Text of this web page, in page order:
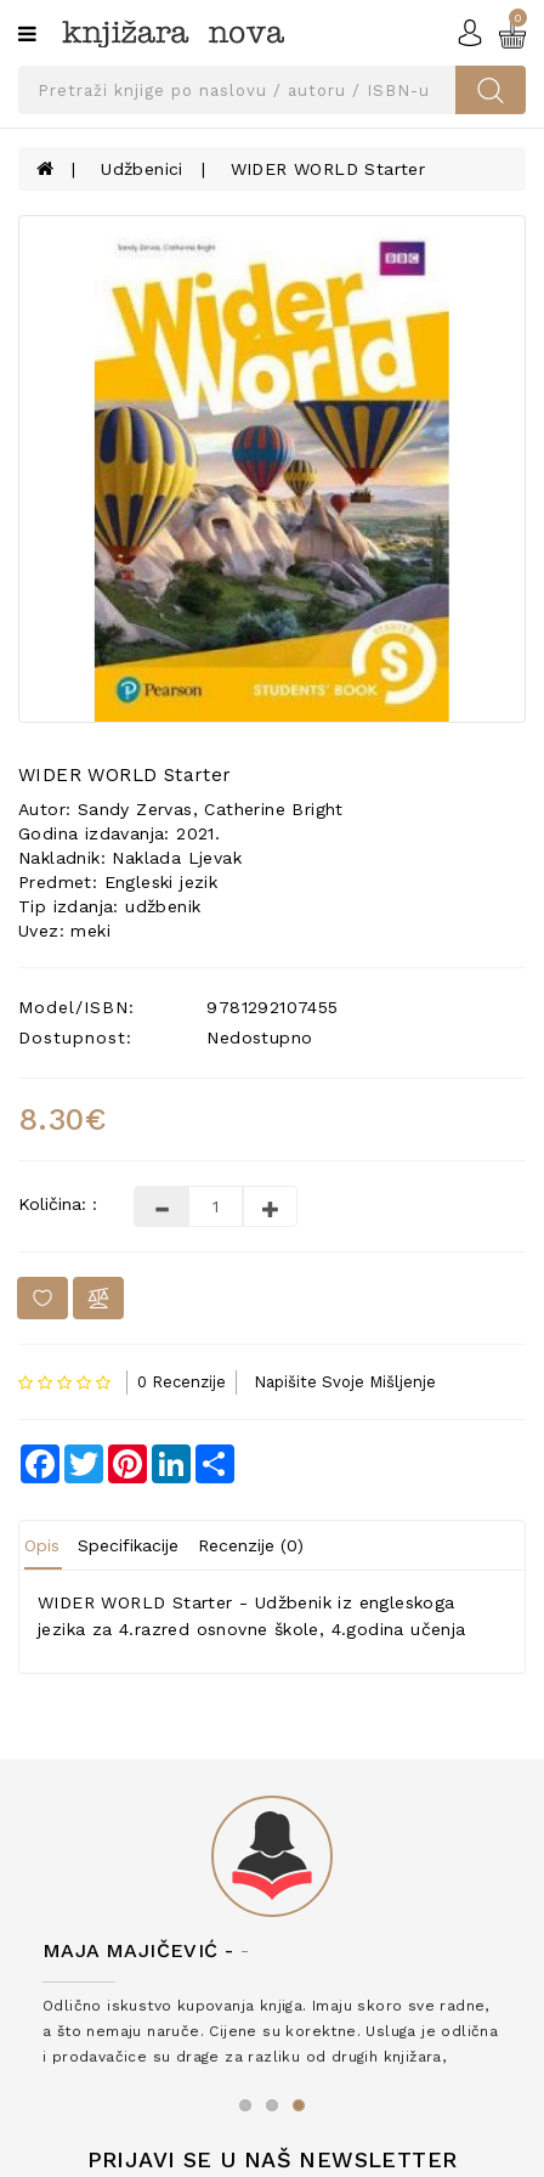
Kategorije
SVEUČILIŠNA
UDŽBENICI
KNJIGE
KONTAKT
POSEBNA
PONUDA
0
Udžbenici WIDER WORLD Starter
WIDER WORLD Starter
Autor: Sandy Zervas, Catherine Bright
Godina izdavanja: 2021.
Nakladnik: Naklada Ljevak
Predmet: Engleski jezik
Tip izdanja: udžbenik
Uvez: meki
Model/ISBN:
9781292107455
Dostupnost:
Nedostupno
8.30€
Količina: :
0 Recenzije Napišite Svoje Mišljenje
Facebook
TwitterPinterestLinkedIn
Opis Specifikacije Recenzije (0)
WIDER WORLD Starter - Udžbenik iz engleskoga
jezika za 4.razred osnovne škole, 4.godina učenja
MAJA MAJIČEVIĆ - -
Odlično iskustvo kupovanja knjiga. Imaju skoro sve radne,
a što nemaju naruče. Cijene su korektne. Usluga je odlična
i prodavačice su drage za razliku od drugih knjižara,
PRIJAVI SE U NAŠ NEWSLETTER